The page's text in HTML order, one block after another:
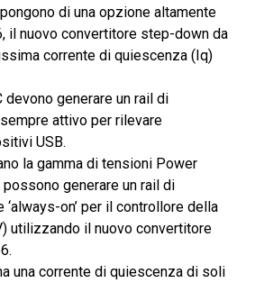
di una opzione altamente
il nuovo convertitore step-down da
corrente di quiescenza (Iq)
devono generare un rail di
attivo per rilevare
USB.
la gamma di tensioni Power
possono generare un rail di
on’ per il controllore della
utilizzando il nuovo convertitore
una corrente di quiescenza di soli